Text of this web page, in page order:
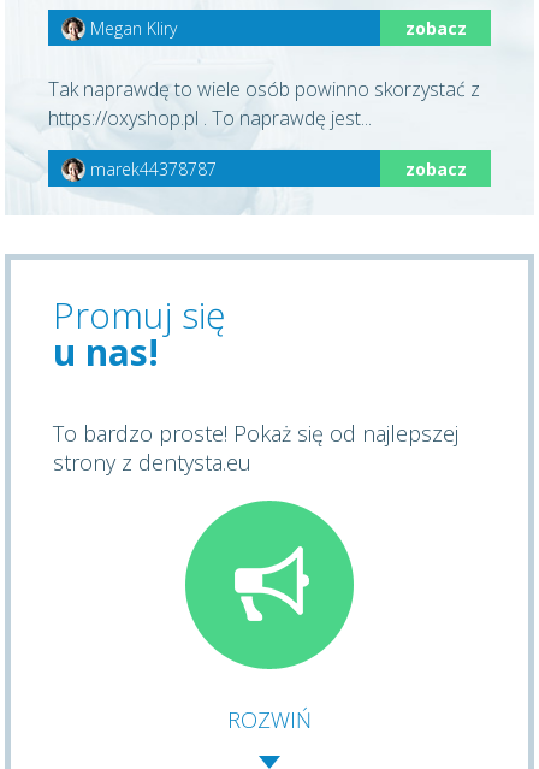
Megan Kliry zobacz
Tak naprawdę to wiele osób powinno skorzystać z
https://oxyshop.pl . To naprawdę jest...
marek44378787 zobacz
Promuj się
u nas!
To bardzo proste! Pokaż się od najlepszej
strony z dentysta.eu
ROZWIŃ